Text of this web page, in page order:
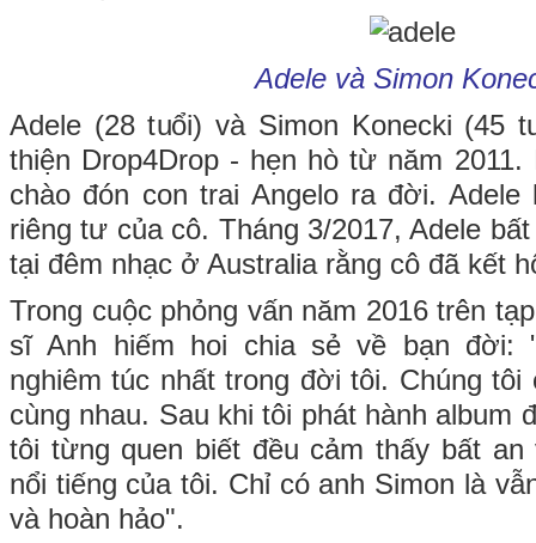
Adele và Simon
Adele (28 tuổi) và Simon Konecki (45
thiện Drop4Drop - hẹn hò từ năm
chào đón con trai Angelo ra đời.
riêng tư của cô. Tháng 3/2017, Adele
tại đêm nhạc ở Australia rằng cô đã kết
Trong cuộc phỏng vấn năm 2016 trên
sĩ Anh hiếm hoi chia sẻ về bạn đời:
nghiêm túc nhất trong đời tôi. Chúng tôi
cùng nhau. Sau khi tôi phát hành album
tôi từng quen biết đều cảm thấy bất
nổi tiếng của tôi. Chỉ có anh Simon là
và hoàn hảo".